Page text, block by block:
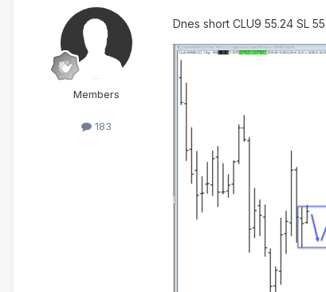
Members
183
Dnes short CLU9 55.24 SL